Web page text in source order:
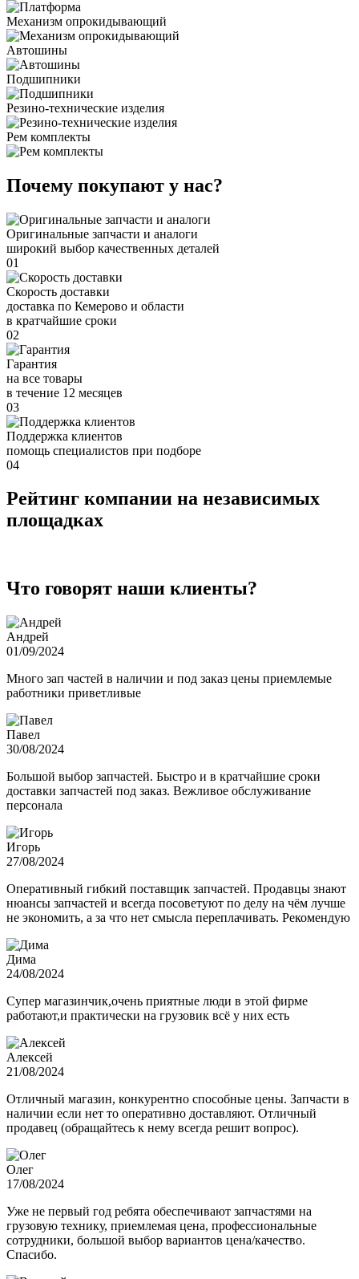
Механизм опрокидывающий
Автошины
Подшипники
Резино-технические изделия
Рем комплекты
Почему покупают у нас?
Оригинальные запчасти и аналоги
широкий выбор качественных деталей
01
Скорость доставки
доставка по Кемерово и области
в кратчайшие сроки
02
Гарантия
на все товары
в течение 12 месяцев
03
Поддержка клиентов
помощь специалистов при подборе
04
Рейтинг компании на независимых
площадках
Что говорят наши клиенты?
Андрей
01/09/2024
Много зап частей в наличии и под заказ цены приемлемые
работники приветливые
Павел
30/08/2024
Большой выбор запчастей. Быстро и в кратчайшие сроки
доставки запчастей под заказ. Вежливое обслуживание
персонала
Игорь
27/08/2024
Оперативный гибкий поставщик запчастей. Продавцы знают
нюансы запчастей и всегда посоветуют по делу на чём лучше
не экономить, а за что нет смысла переплачивать. Рекомендую
Дима
24/08/2024
Супер магазинчик,очень приятные люди в этой фирме
работают,и практически на грузовик всё у них есть
Алексей
21/08/2024
Отличный магазин, конкурентно способные цены. Запчасти в
наличии если нет то оперативно доставляют. Отличный
продавец (обращайтесь к нему всегда решит вопрос).
Олег
17/08/2024
Уже не первый год ребята обеспечивают запчастями на
грузовую технику, приемлемая цена, профессиональные
сотрудники, большой выбор вариантов цена/качество.
Спасибо.